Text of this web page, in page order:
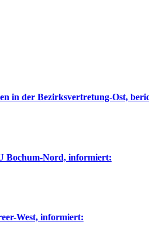
in der Bezirksvertretung-Ost,
Bochum-Nord, informiert:
West, informiert: